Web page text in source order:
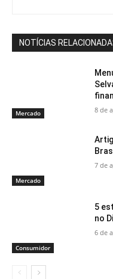
NOTÍCIAS
Mercado 8 de
Mercado
7 de
Consumidor
5
no
6 de